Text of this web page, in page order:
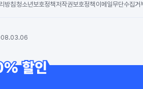
방침 청소년보호정책저작권보호정책 이메일무단수집거